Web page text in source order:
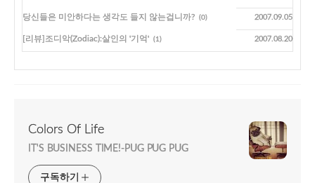
당신들은 미안하다는 생각도 들지 않는겁니까? (0) 2007.09.05
[리뷰]조디악(Zodiac):살인의 '기억' (1) 2007.08.20
Colors Of Life
IT'S BUSINESS TIME!-PUG PUG PUG
구독하기